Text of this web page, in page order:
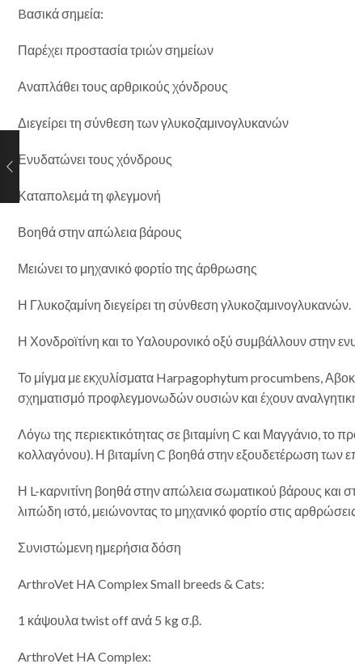
Bασικά σημεία:
Παρέχει προστασία τριών σημείων
Αναπλάθει τους αρθρικούς χόνδρους
Διεγείρει τη σύνθεση των γλυκοζαμινογλυκανών
Ενυδατώνει τους χόνδρους
Καταπολεμά τη φλεγμονή
Βοηθά στην απώλεια βάρους
Μειώνει το μηχανικό φορτίο της άρθρωσης
Η Γλυκοζαμίνη διεγείρει τη σύνθεση γλυκοζαμινογλυκανών.
Η Χονδροϊτίνη και το Υαλουρονικό οξύ συμβάλλουν στην
Το μίγμα με εκχυλίσματα Harpagophytum procumbens,
σχηματισμό προφλεγμονωδών ουσιών και έχουν αναλγητική
Λόγω της περιεκτικότητας σε βιταμίνη C και Μαγγάνιο, το
κολλαγόνου). Η βιταμίνη C βοηθά στην εξουδετέρωση των
Η L-καρνιτίνη βοηθά στην απώλεια σωματικού βάρους και
λιπώδη ιστό, μειώνοντας το μηχανικό φορτίο στις
Συνιστώμενη ημερήσια δόση
ArthroVet HA Complex Small breeds & Cats:
1 κάψουλα twist off ανά 5 kg σ.β.
ArthroVet HA Complex: